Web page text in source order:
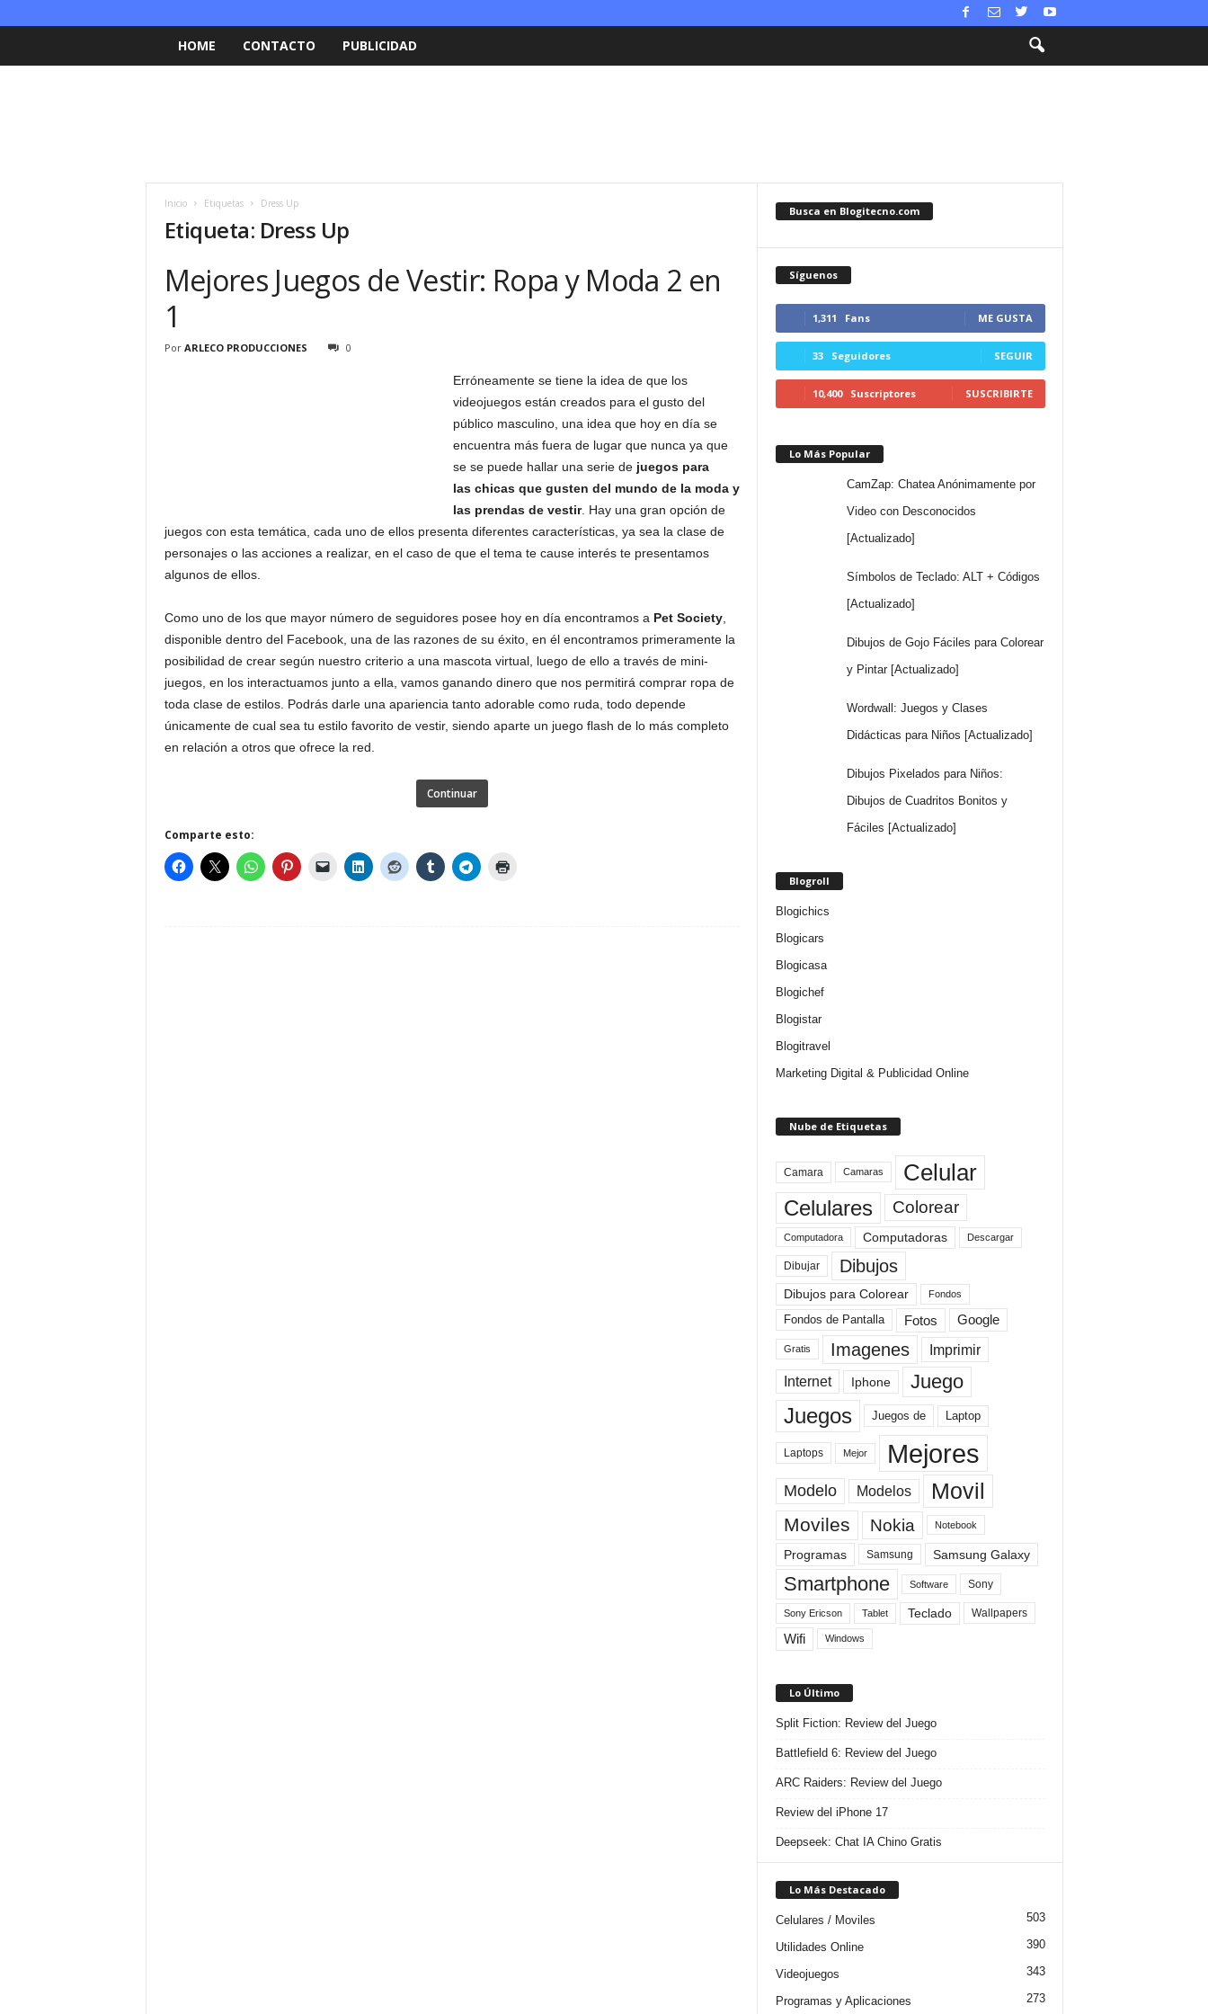
HOME CONTACTO PUBLICIDAD
Inicio Etiquetas Dress Up
Etiqueta: Dress Up
Mejores Juegos de Vestir: Ropa y Moda 2 en
1
Por ARLECO PRODUCCIONES 0
Erróneamente se tiene la idea de que los
videojuegos están creados para el gusto del
público masculino, una idea que hoy en día se
encuentra más fuera de lugar que nunca ya que
se se puede hallar una serie de juegos para
las chicas que gusten del mundo de la moda y
las prendas de vestir. Hay una gran opción de
juegos con esta temática, cada uno de ellos presenta diferentes características, ya sea la clase de
personajes o las acciones a realizar, en el caso de que el tema te cause interés te presentamos
algunos de ellos.
Como uno de los que mayor número de seguidores posee hoy en día encontramos a Pet Society,
disponible dentro del Facebook, una de las razones de su éxito, en él encontramos primeramente la
posibilidad de crear según nuestro criterio a una mascota virtual, luego de ello a través de mini-
juegos, en los interactuamos junto a ella, vamos ganando dinero que nos permitirá comprar ropa de
toda clase de estilos. Podrás darle una apariencia tanto adorable como ruda, todo depende
únicamente de cual sea tu estilo favorito de vestir, siendo aparte un juego flash de lo más completo
en relación a otros que ofrece la red.
Continuar
Comparte esto:
Busca en Blogitecno.com
Síguenos
1,311 Fans ME GUSTA
33 Seguidores SEGUIR
10,400 Suscriptores SUSCRIBIRTE
Lo Más Popular
CamZap: Chatea Anónimamente por
Video con Desconocidos
[Actualizado]
Símbolos de Teclado: ALT + Códigos
[Actualizado]
Dibujos de Gojo Fáciles para Colorear
y Pintar [Actualizado]
Wordwall: Juegos y Clases
Didácticas para Niños [Actualizado]
Dibujos Pixelados para Niños:
Dibujos de Cuadritos Bonitos y
Fáciles [Actualizado]
Blogroll
Blogichics
Blogicars
Blogicasa
Blogichef
Blogistar
Blogitravel
Marketing Digital & Publicidad Online
Nube de Etiquetas
Camara Camaras Celular
Celulares Colorear
Computadora Computadoras Descargar
Dibujar Dibujos
Dibujos para Colorear Fondos
Fondos de Pantalla Fotos Google
Gratis Imagenes Imprimir
Internet Iphone Juego
Juegos Juegos de Laptop
Laptops Mejor Mejores
Modelo Modelos Movil
Moviles Nokia Notebook
Programas Samsung Samsung Galaxy
Smartphone Software Sony
Sony Ericson Tablet Teclado Wallpapers
Wifi Windows
Lo Último
Split Fiction: Review del Juego
Battlefield 6: Review del Juego
ARC Raiders: Review del Juego
Review del iPhone 17
Deepseek: Chat IA Chino Gratis
Lo Más Destacado
Celulares / Moviles 503
Utilidades Online 390
Videojuegos 343
Programas y Aplicaciones 273